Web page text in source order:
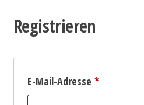
Registrieren
E-Mail-Adresse *Erforderlich